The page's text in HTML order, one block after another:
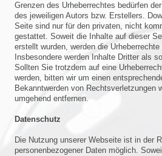
Grenzen des Urheberrechtes bedürfen
des jeweiligen Autors bzw. Erstellers.
Seite sind nur für den privaten, nicht
gestattet. Soweit die Inhalte auf dieser
erstellt wurden, werden die
Insbesondere werden Inhalte Dritter als
Sollten Sie trotzdem auf eine
werden, bitten wir um einen
Bekanntwerden von Rechtsverletzungen
umgehend entfernen.
Datenschutz
Die Nutzung unserer Webseite ist in der
personenbezogener Daten möglich.